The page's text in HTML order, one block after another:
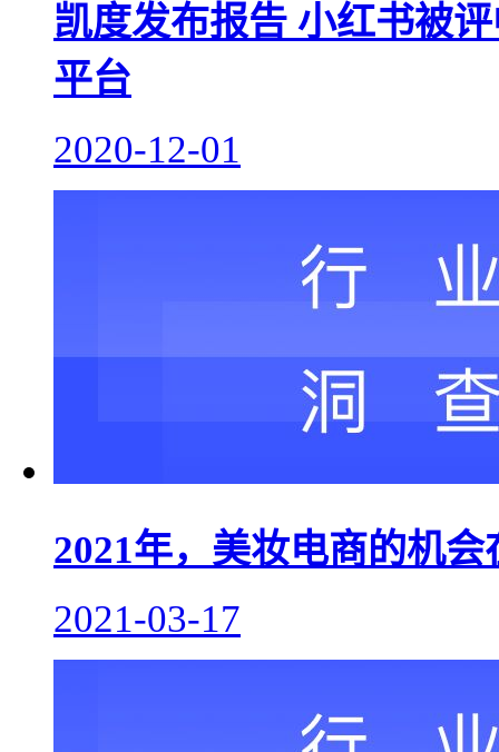
凯度发布报告 小红书被
平台
2020-12-01
2021年，美妆电商的机会
2021-03-17